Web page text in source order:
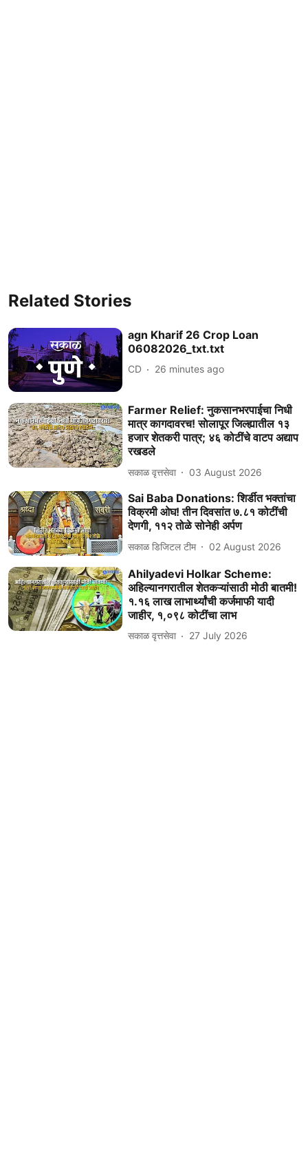
Related Stories
agn Kharif 26 Crop Loan
06082026_txt.txt
CD 26 minutes ago
Farmer Relief: नुकसानभरपाईचा निधी
मात्र कागदावरच! साेलापूर जिल्ह्यातील १३
हजार शेतकरी पात्र; ४६ कोटींचे वाटप अद्याप
रखडले
सकाळ वृत्तसेवा 03 August 2026
Sai Baba Donations: शिर्डीत भक्तांचा
विक्रमी ओघ! तीन दिवसांत ७.८१ कोटींची
देणगी, ११२ तोळे सोनेही अर्पण
सकाळ डिजिटल टीम 02 August 2026
Ahilyadevi Holkar Scheme:
अहिल्यानगरातील शेतकऱ्यांसाठी मोठी बातमी!
१.१६ लाख लाभार्थ्यांची कर्जमाफी यादी
जाहीर, १,०९८ कोटींचा लाभ
सकाळ वृत्तसेवा 27 July 2026